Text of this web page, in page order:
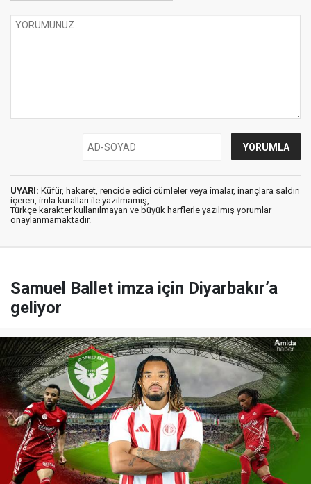
UYARI: Küfür, hakaret, rencide edici cümleler veya imalar, inançlara saldırı
içeren, imla kuralları ile yazılmamış,
Türkçe karakter kullanılmayan ve büyük harflerle yazılmış yorumlar
onaylanmamaktadır.
Samuel Ballet imza için Diyarbakır’a
geliyor